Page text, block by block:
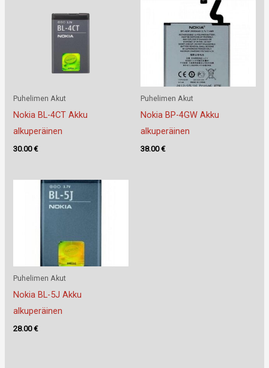
Puhelimen Akut
Nokia BL-4CT Akku
alkuperäinen
30.00€
Puhelimen Akut
Nokia BP-4GW Akku
alkuperäinen
38.00€
Puhelimen Akut
Nokia BL-5J Akku
alkuperäinen
28.00€